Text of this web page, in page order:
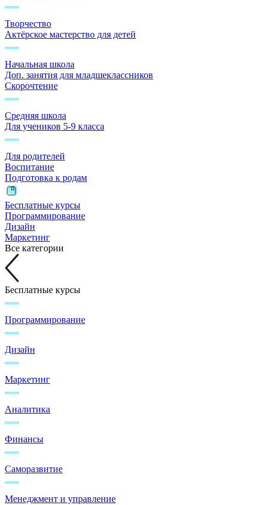
Творчество
Актёрское мастерство для детей
Начальная школа
Доп. занятия для младшеклассников
Скорочтение
Средняя школа
Для учеников 5-9 класса
Для родителей
Воспитание
Подготовка к родам
Бесплатные курсы
Программирование
Дизайн
Маркетинг
Все категории
Бесплатные курсы
Программирование
Дизайн
Маркетинг
Аналитика
Финансы
Саморазвитие
Менеджмент и управление